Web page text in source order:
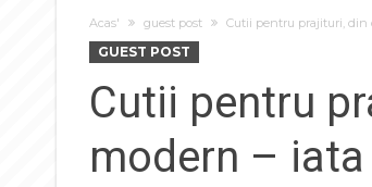
Acas' guest post Cutii pentru prajituri, din
GUEST POST
Cutii pentru
modern –